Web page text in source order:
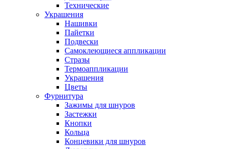
Технические
Украшения
Нашивки
Пайетки
Подвески
Самоклеющиеся аппликации
Стразы
Термоаппликации
Украшения
Цветы
Фурнитура
Зажимы для шнуров
Застежки
Кнопки
Кольца
Концевики для шнуров